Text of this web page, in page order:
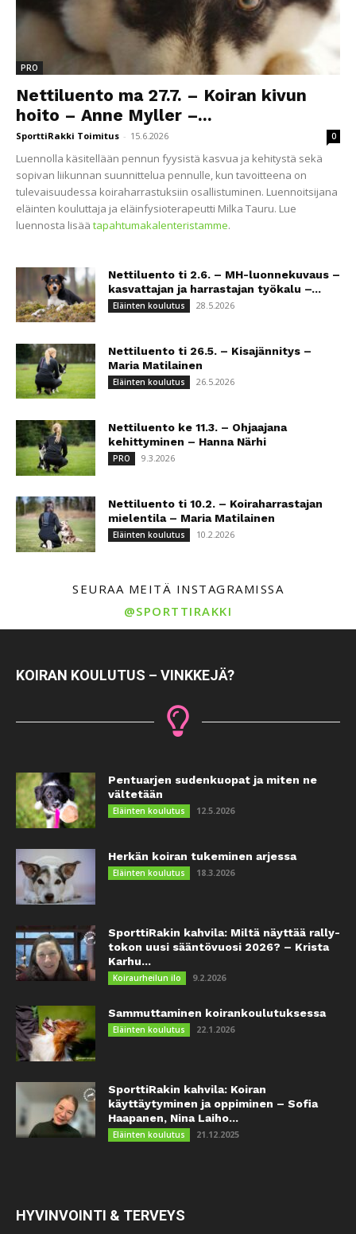
PRO
Nettiluento ma 27.7. – Koiran kivun
hoito – Anne Myller –...
SporttiRakki Toimitus - 15.6.2026 0
Luennolla käsitellään pennun fyysistä kasvua ja kehitystä sekä
sopivan liikunnan suunnittelua pennulle, kun tavoitteena on
tulevaisuudessa koiraharrastuksiin osallistuminen. Luennoitsijana
eläinten kouluttaja ja eläinfysioterapeutti Milka Tauru. Lue
luennosta lisää tapahtumakalenteristamme.
Nettiluento ti 2.6. – MH-luonnekuvaus –
kasvattajan ja harrastajan työkalu –...
Eläinten koulutus 28.5.2026
Nettiluento ti 26.5. – Kisajännitys –
Maria Matilainen
Eläinten koulutus 26.5.2026
Nettiluento ke 11.3. – Ohjaajana
kehittyminen – Hanna Närhi
PRO 9.3.2026
Nettiluento ti 10.2. – Koiraharrastajan
mielentila – Maria Matilainen
Eläinten koulutus 10.2.2026
SEURAA MEITÄ INSTAGRAMISSA
@SPORTTIRAKKI
KOIRAN KOULUTUS – VINKKEJÄ?
Pentuarjen sudenkuopat ja miten ne
vältetään
Eläinten koulutus 12.5.2026
Herkän koiran tukeminen arjessa
Eläinten koulutus 18.3.2026
SporttiRakin kahvila: Miltä näyttää rally-
tokon uusi sääntövuosi 2026? – Krista
Karhu...
Koiraurheilun ilo 9.2.2026
Sammuttaminen koirankoulutuksessa
Eläinten koulutus 22.1.2026
SporttiRakin kahvila: Koiran
käyttäytyminen ja oppiminen – Sofia
Haapanen, Nina Laiho...
Eläinten koulutus 21.12.2025
HYVINVOINTI & TERVEYS